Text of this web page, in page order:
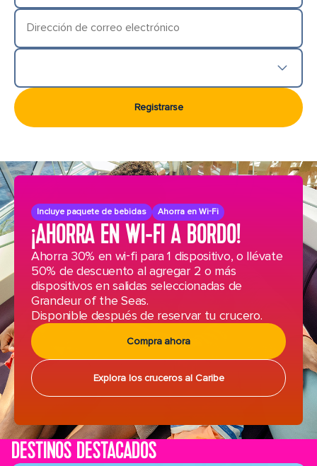
Dirección de correo electrónico
Registrarse
Incluye paquete de bebidas Ahorra en Wi-Fi
¡AHORRA EN WI-FI A BORDO!
Ahorra 30% en wi-fi para 1 dispositivo, o llévate
50% de descuento al agregar 2 o más
dispositivos en salidas seleccionadas de
Grandeur of the Seas.
Disponible después de reservar tu crucero.
Compra ahora
Explora los cruceros al Caribe
DESTINOS DESTACADOS